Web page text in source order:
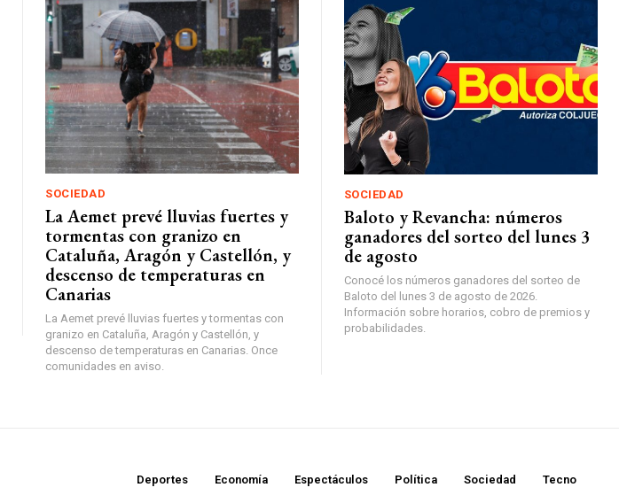
SOCIEDAD
La Aemet prevé lluvias fuertes y
tormentas con granizo en
Cataluña, Aragón y Castellón, y
descenso de temperaturas en
Canarias
La Aemet prevé lluvias fuertes y tormentas con
granizo en Cataluña, Aragón y Castellón, y
descenso de temperaturas en Canarias. Once
comunidades en aviso.
SOCIEDAD
Baloto y Revancha: números
ganadores del sorteo del lunes 3
de agosto
Conocé los números ganadores del sorteo de
Baloto del lunes 3 de agosto de 2026.
Información sobre horarios, cobro de premios y
probabilidades.
Deportes Economía Espectáculos Política Sociedad Tecno